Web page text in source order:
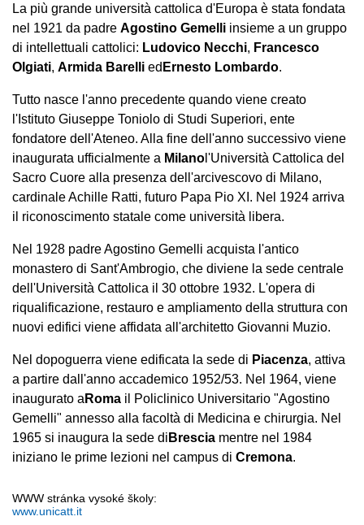
La più grande università cattolica d'Europa è stata fondata
nel 1921 da padre Agostino Gemelli insieme a un gruppo
di intellettuali cattolici: Ludovico Necchi, Francesco
Olgiati, Armida Barelli ed Ernesto Lombardo.
Tutto nasce l'anno precedente quando viene creato
l'Istituto Giuseppe Toniolo di Studi Superiori, ente
fondatore dell'Ateneo. Alla fine dell'anno successivo viene
inaugurata ufficialmente a Milano l'Università Cattolica del
Sacro Cuore alla presenza dell'arcivescovo di Milano,
cardinale Achille Ratti, futuro Papa Pio XI. Nel 1924 arriva
il riconoscimento statale come università libera.
Nel 1928 padre Agostino Gemelli acquista l'antico
monastero di Sant'Ambrogio, che diviene la sede centrale
dell'Università Cattolica il 30 ottobre 1932. L'opera di
riqualificazione, restauro e ampliamento della struttura con
nuovi edifici viene affidata all'architetto Giovanni Muzio.
Nel dopoguerra viene edificata la sede di Piacenza, attiva
a partire dall'anno accademico 1952/53. Nel 1964, viene
inaugurato a Roma il Policlinico Universitario "Agostino
Gemelli" annesso alla facoltà di Medicina e chirurgia. Nel
1965 si inaugura la sede di Brescia mentre nel 1984
iniziano le prime lezioni nel campus di Cremona.
WWW stránka vysoké školy:
www.unicatt.it